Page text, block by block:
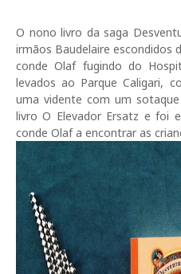
O nono livro da saga
irmãos Baudelaire escondidos
conde Olaf fugindo do
levados ao Parque Caligari,
uma vidente com um
livro O Elevador Ersatz e foi
conde Olaf a encontrar as